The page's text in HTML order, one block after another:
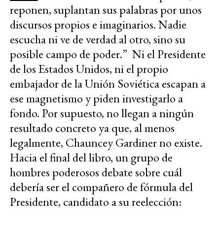
reponen, suplantan sus palabras por unos
discursos propios e imaginarios. Nadie
escucha ni ve de verdad al otro, sino su
posible campo de poder.” Ni el Presidente
de los Estados Unidos, ni el propio
embajador de la Unión Soviética escapan a
ese magnetismo y piden investigarlo a
fondo. Por supuesto, no llegan a ningún
resultado concreto ya que, al menos
legalmente, Chauncey Gardiner no existe.
Hacia el final del libro, un grupo de
hombres poderosos debate sobre cuál
debería ser el compañero de fórmula del
Presidente, candidato a su reelección: